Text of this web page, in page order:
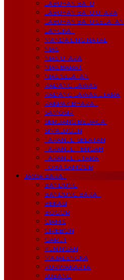
LABUHAN BATU
LABUHAN BATU UTARA
LABUHAN BATU SELATAN
LANGKAT
MANDAILING NATAL
NIAS
NIAS UTARA
NIAS BARAT
NIAS SELATAN
PADANG LAWAS
PADANG LAWAS UTARA
PAKPAK BHARAT
SAMOSIR
SERDANG BEDAGAI
SIMALUGUN
TAPANULI SELATAN
TAPANULI TENGAH
TAPANULI UTARA
TOBA SAMOSIR
JAWA BARAT
BANDUNG
BANDUNG BARAT
BEKASI
BOGOR
CIAMIS
CIREBON
GARUT
KUNINGAN
MAJALENGKA
PURWAKARTA
SUBANG